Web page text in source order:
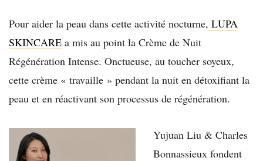
Pour aider la peau dans cette activité nocturne, LUPA
SKINCARE a mis au point la Crème de Nuit
Régénération Intense. Onctueuse, au toucher soyeux,
cette crème « travaille » pendant la nuit en détoxifiant la
peau et en réactivant son processus de régénération.
Yujuan Liu & Charles
Bonnassieux fondent